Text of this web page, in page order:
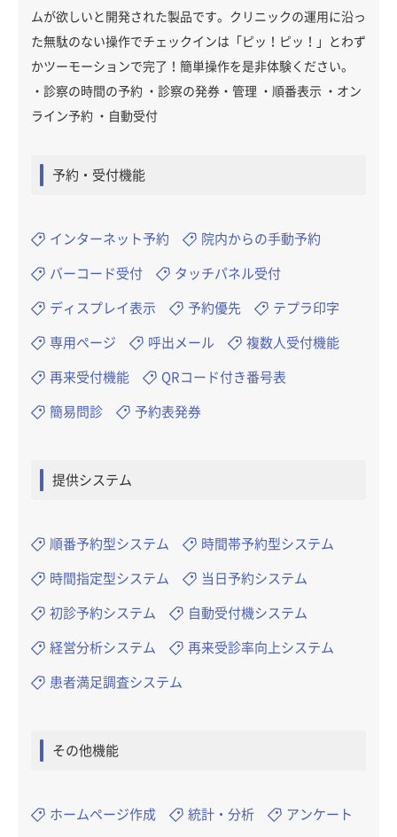
ムが欲しいと開発された製品です。クリニックの運用に沿っ
た無駄のない操作でチェックインは「ピッ！ピッ！」とわず
かツーモーションで完了！簡単操作を是非体験ください。
・診察の時間の予約 ・診察の発券・管理 ・順番表示 ・オン
ライン予約 ・自動受付
予約・受付機能
インターネット予約 院内からの手動予約
バーコード受付 タッチパネル受付
ディスプレイ表示 予約優先 テプラ印字
専用ページ 呼出メール 複数人受付機能
再来受付機能 QRコード付き番号表
簡易問診 予約表発券
提供システム
順番予約型システム 時間帯予約型システム
時間指定型システム 当日予約システム
初診予約システム 自動受付機システム
経営分析システム 再来受診率向上システム
患者満足調査システム
その他機能
ホームページ作成 統計・分析 アンケート